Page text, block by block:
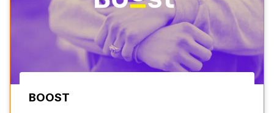
BOOST